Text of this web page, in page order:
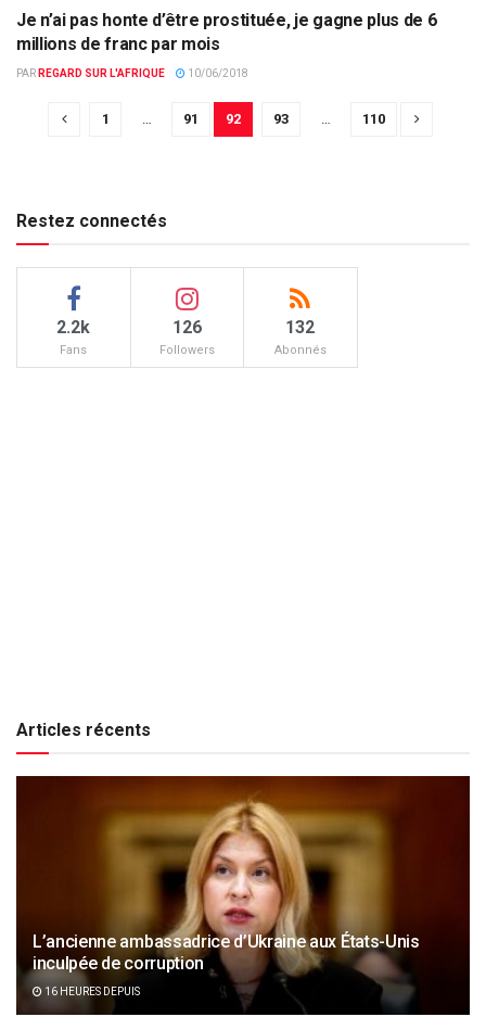
ACTUALITÉS PAR PAYS
Je n’ai pas honte d’être prostituée, je gagne plus de 6
millions de franc par mois
PAR REGARD SUR L'AFRIQUE 10/06/2018
1 … 91 92 93 … 110
Restez connectés
2.2k
Fans
126
Followers
132
Abonnés
Articles récents
L’ancienne ambassadrice d’Ukraine aux États-Unis
inculpée de corruption
16 HEURES DEPUIS